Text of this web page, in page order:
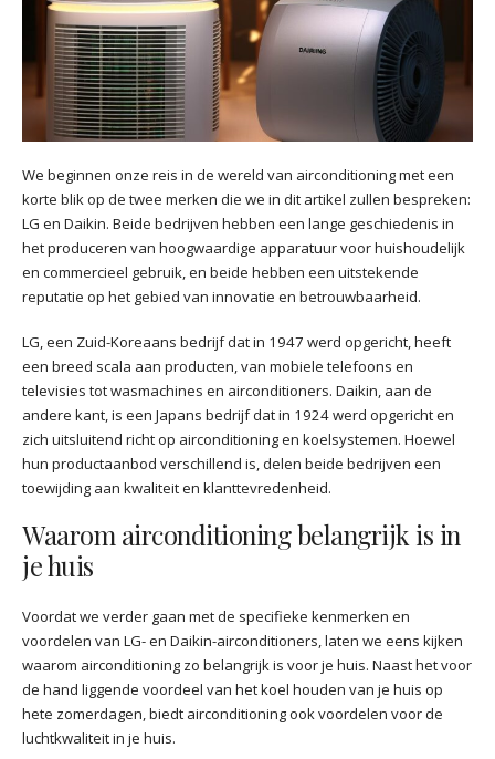
We beginnen onze reis in de wereld van airconditioning met een
korte blik op de twee merken die we in dit artikel zullen bespreken:
LG en Daikin. Beide bedrijven hebben een lange geschiedenis in
het produceren van hoogwaardige apparatuur voor huishoudelijk
en commercieel gebruik, en beide hebben een uitstekende
reputatie op het gebied van innovatie en betrouwbaarheid.
LG, een Zuid-Koreaans bedrijf dat in 1947 werd opgericht, heeft
een breed scala aan producten, van mobiele telefoons en
televisies tot wasmachines en airconditioners. Daikin, aan de
andere kant, is een Japans bedrijf dat in 1924 werd opgericht en
zich uitsluitend richt op airconditioning en koelsystemen. Hoewel
hun productaanbod verschillend is, delen beide bedrijven een
toewijding aan kwaliteit en klanttevredenheid.
Waarom airconditioning belangrijk is in
je huis
Voordat we verder gaan met de specifieke kenmerken en
voordelen van LG- en Daikin-airconditioners, laten we eens kijken
waarom airconditioning zo belangrijk is voor je huis. Naast het voor
de hand liggende voordeel van het koel houden van je huis op
hete zomerdagen, biedt airconditioning ook voordelen voor de
luchtkwaliteit in je huis.